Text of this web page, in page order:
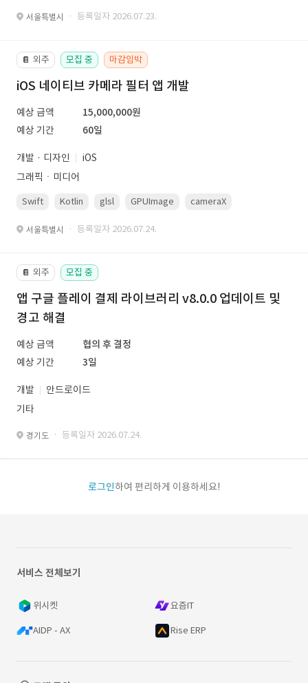
서울특별시 · 등록일자 2026.07.23.
📔 외주 모집 중 마감임박
iOS 네이티브 카메라 필터 앱 개발
예상 금액
15,000,000원
예상 기간
60일
개발 · 디자인
iOS
그래픽ㆍ미디어
Swift Kotlin glsl GPUImage cameraX
서울특별시 · 등록일자 2026.07.24.
📔 외주 모집 중
앱 구글 플레이 결제 라이브러리 v8.0.0 업데이트 및
경고 해결
예상 금액
협의 후 결정
예상 기간
3일
개발
안드로이드
기타
경기도 · 등록일자 2026.07.24.
로그인하여 편리하게 이용하세요!
서비스 전체보기
위시켓 요즘IT
AIDP - AX Rise ERP